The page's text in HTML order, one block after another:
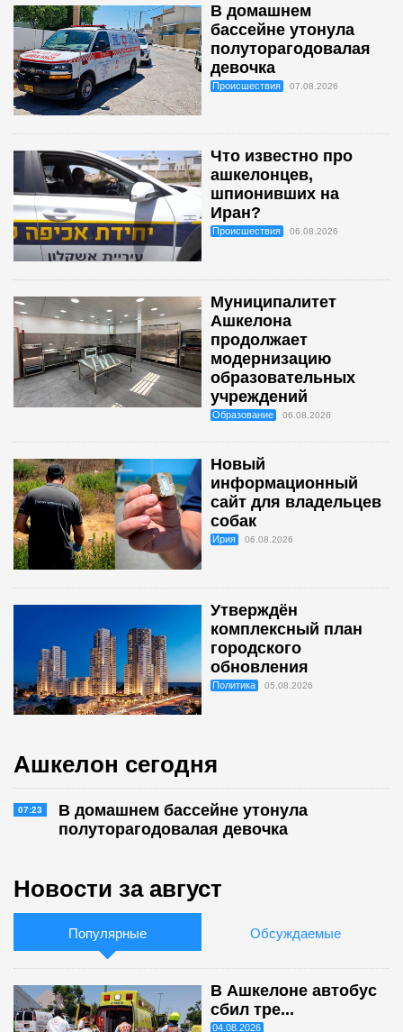
В домашнем
бассейне утонула
полуторагодовалая
девочка
Происшествия 07.08.2026
Что известно про
ашкелонцев,
шпионивших на
Иран?
Происшествия 06.08.2026
Муниципалитет
Ашкелона
продолжает
модернизацию
образовательных
учреждений
Образование 06.08.2026
Новый
информационный
сайт для владельцев
собак
Ирия 06.08.2026
Утверждён
комплексный план
городского
обновления
Политика 05.08.2026
Ашкелон сегодня
07:23
В домашнем бассейне утонула
полуторагодовалая девочка
Новости за август
Популярные Обсуждаемые
В Ашкелоне автобус
сбил тре...
04.08.2026